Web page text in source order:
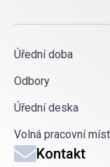
Úřední doba
Odbory
Úřední deska
Volná pracovní
Kontakt